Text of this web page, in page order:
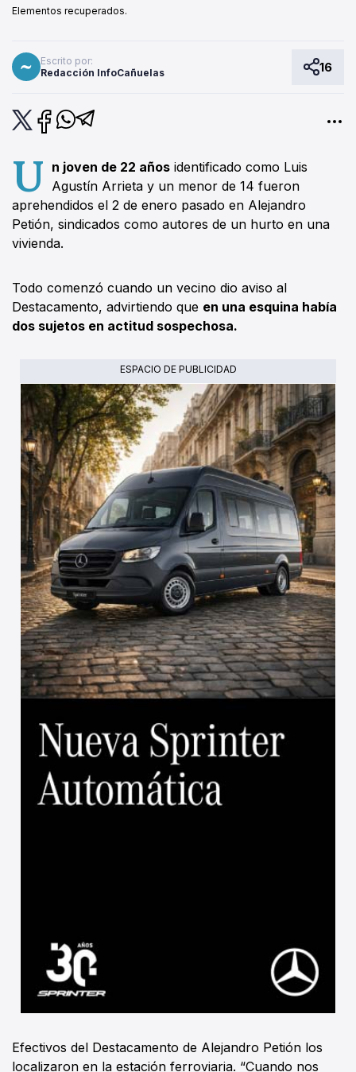
Elementos recuperados.
Escrito por:
Redacción InfoCañuelas
16
U n joven de 22 años identificado como Luis
Agustín Arrieta y un menor de 14 fueron
aprehendidos el 2 de enero pasado en Alejandro
Petión, sindicados como autores de un hurto en una
vivienda.
Todo comenzó cuando un vecino dio aviso al
Destacamento, advirtiendo que en una esquina había
dos sujetos en actitud sospechosa.
ESPACIO DE PUBLICIDAD
Efectivos del Destacamento de Alejandro Petión los
localizaron en la estación ferroviaria. “Cuando nos